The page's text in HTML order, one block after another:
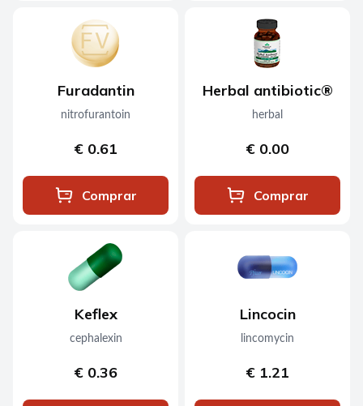
Furadantin
nitrofurantoin
€ 0.61
Comprar
Herbal antibiotic®
herbal
€ 0.00
Comprar
Keflex
cephalexin
€ 0.36
Lincocin
lincomycin
€ 1.21